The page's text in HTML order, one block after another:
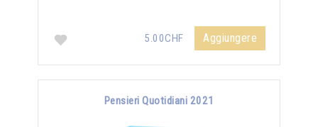
5.00CHF Aggiungere
Pensieri Quotidiani 2021